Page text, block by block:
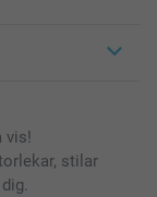
vis!
stilar